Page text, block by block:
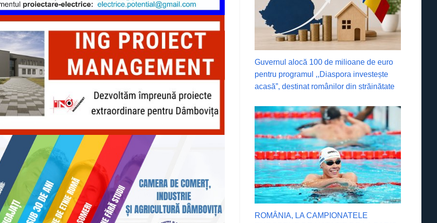
Guvernul alocă 100 de milioane de euro
pentru programul ,,Diaspora investește
acasă”, destinat românilor din străinătate
ROMÂNIA, LA CAMPIONATELE